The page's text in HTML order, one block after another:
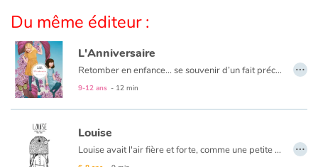
Fêtes et évènements
Amour et amitié
Sujets de société
Émotions et sentiments
Du même éditeur :
L'Anniversaire
Retomber en enfance... se souvenir d’un fait précis et d’une rencontre marquante ! Que peut-on rêver de mieux que de rencontrer sa future meilleure amie le jour de son anniversaire ? « C’est l’amie dont je rêvais, je suis l’amie qu’elle attendait. » Cependant, cette belle rencontre a un prix très élevé... les petites filles ne pourront pas se revoir sauf avec l’accord de la Reine de la nuit. Que décidera cette dernière ?
9-12 ans - 12 min
…
Louise
Louise avait l'air fière et forte, comme une petite guerrière. Mais, si cette force cachait en réalité une grande solitude ? Louise se protège comme elle peut, elle rêve, cherche refuge auprès de la nature et pleure aussi...Il n'y a qu'une seule personne qui pourra la sauver. Quelle sera cette rencontre déterminante ?
…